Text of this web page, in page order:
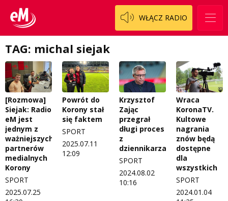
WŁĄCZ RADIO
Staszowski
Włoszczowski
Cały ten sport
Dzieciaki Cudaki
Fascynująca nauka
Historia na fali
Modna kultura
OdNowa
Pacjent, którego nie zapomnę
Pasjonaci
Piąta strona świata
Prawdę mówiąc
Koncert życzeń
Kontakt
O nas
Regulamin programu Patron
Zespół
Logo do pobrania
Regulamin konkursów
Regulamin przesyłania materiałów
Regulamin sklepu internetowego
TAG: michal siejak
[Rozmowa]
Siejak: Radio
eM jest
jednym z
ważniejszych
partnerów
medialnych
Korony
SPORT
2025.07.25
Powrót do
Korony stał
się faktem
SPORT
2025.07.11
12:09
Krzysztof
Zając
przegrał
długi proces
z
dziennikarzami
SPORT
2024.08.02
10:16
Wraca
KoronaTV.
Kultowe
nagrania
znów będą
dostępne
dla
wszystkich
SPORT
2024.01.04